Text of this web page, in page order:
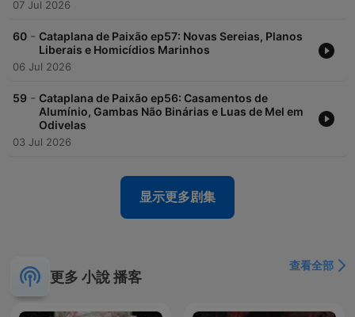
07 Jul 2026
60 - Cataplana de Paixão ep57: Novas Sereias, Planos
Liberais e Homicídios Marinhos
06 Jul 2026
59 - Cataplana de Paixão ep56: Casamentos de
Alumínio, Gambas Não Binárias e Luas de Mel em
Odivelas
03 Jul 2026
显示更多剧集
更多 小說 播客
查看全部